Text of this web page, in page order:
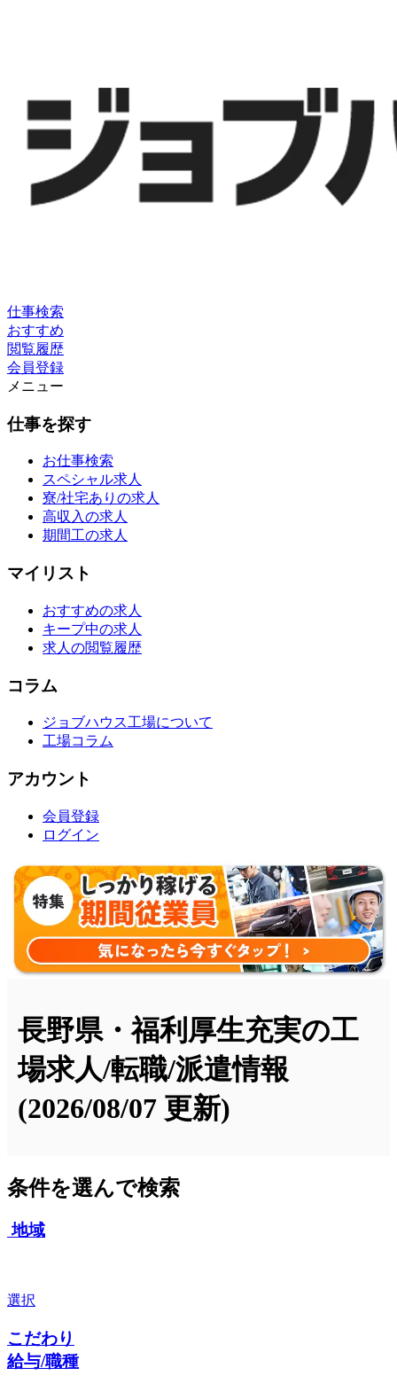
仕事検索
おすすめ
閲覧履歴
会員登録
メニュー
仕事を探す
お仕事検索
スペシャル求人
寮/社宅ありの求人
高収入の求人
期間工の求人
マイリスト
おすすめの求人
キープ中の求人
求人の閲覧履歴
コラム
ジョブハウス工場について
工場コラム
アカウント
会員登録
ログイン
長野県・福利厚生充実の工
場求人/転職/派遣情報
(2026/08/07 更新)
条件を選んで検索
地域
選択
こだわり
給与/職種